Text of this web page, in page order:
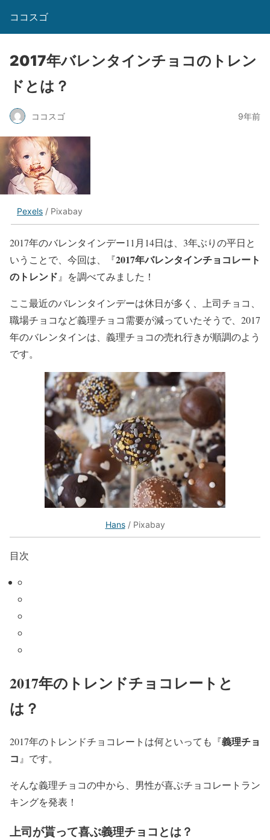
ココスゴ
2017年バレンタインチョコのトレン
ドとは？
ココスゴ 9年前
Pexels / Pixabay
2017年のバレンタインデー11月14日は、3年ぶりの平日と
いうことで、今回は、『2017年バレンタインチョコレート
のトレンド 』を調べてみました！
ここ最近のバレンタインデーは休日が多く、上司チョコ、
職場チョコなど義理チョコ需要が減っていたそうで、2017
年のバレンタインは、義理チョコの売れ行きが順調のよう
です。
Hans/ Pixabay
目次
2017年のトレンドチョコレートと
は？
2017年のトレンドチョコレートは何といっても『義理チョ
コ』です。
そんな義理チョコの中から、男性が喜ぶチョコレートラン
キングを発表！
上司が貰って喜ぶ義理チョコとは？